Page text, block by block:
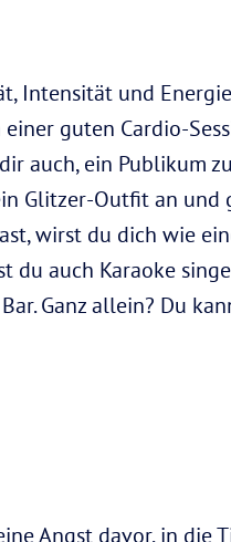
Intensität und
guten Cardio-
auch, ein Publikum
Glitzer-Outfit an und
wirst du dich wie
du auch Karaoke
Ganz allein? Du
Angst davor, in die